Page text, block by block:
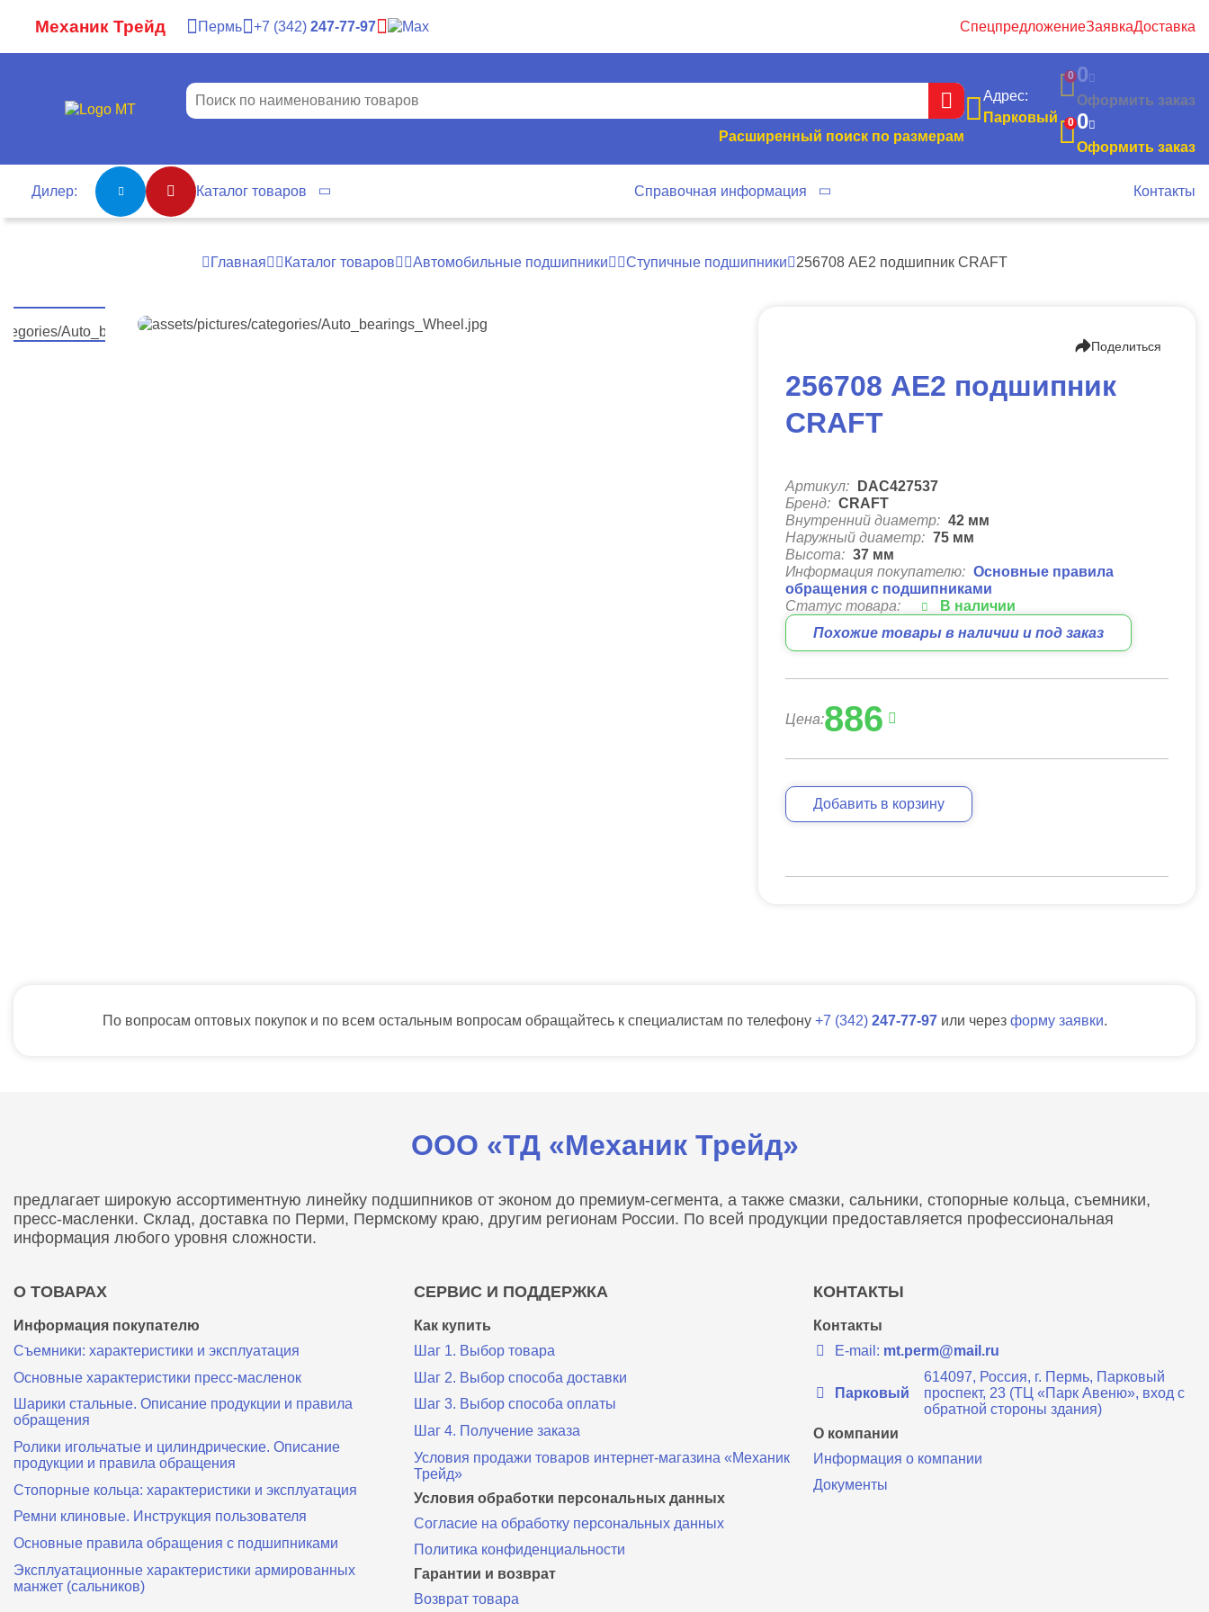
Механик Трейд Пермь 7 342 247-77-97 СпецпредложениеЗаявкаДоставка
Расширенный поиск по размерам
Адрес:
Парковый
0 0
Оформить заказ
0 0
Оформить заказ
Дилер: Каталог товаров Справочная информация Контакты
Главная Каталог товаров Автомобильные подшипники Ступичные подшипники 256708 АЕ2 подшипник CRAFT
Поделиться
256708 АЕ2 подшипник
CRAFT
Артикул:
DAC427537
Бренд: CRAFT
Внутренний диаметр: 42 мм
Наружный диаметр: 75 мм
Высота: 37 мм
Информация покупателю: Основные правила
обращения с подшипниками
Статус товара:
В наличии
Похожие товары в наличии и под заказ
Цена:886
Добавить в корзину
По вопросам оптовых покупок и по всем остальным вопросам обращайтесь к специалистам по телефону 7 342 247-77-97 или через форму заявки.
ООО «ТД «Механик Трейд»
предлагает широкую ассортиментную линейку подшипников от эконом до премиум-сегмента, а также смазки, сальники, стопорные кольца, съемники,
пресс-масленки. Склад, доставка по Перми, Пермскому краю, другим регионам России. По всей продукции предоставляется профессиональная
информация любого уровня сложности.
О ТОВАРАХ
Информация покупателю
Съемники: характеристики и эксплуатация
Основные характеристики пресс‑масленок
Шарики стальные. Описание продукции и правила
обращения
Ролики игольчатые и цилиндрические. Описание
продукции и правила обращения
Стопорные кольца: характеристики и эксплуатация
Ремни клиновые. Инструкция пользователя
Основные правила обращения с подшипниками
Эксплуатационные характеристики армированных
манжет (сальников)
СЕРВИС И ПОДДЕРЖКА
Как купить
Шаг 1. Выбор товара
Шаг 2. Выбор способа доставки
Шаг 3. Выбор способа оплаты
Шаг 4. Получение заказа
Условия продажи товаров интернет-магазина «Механик
Трейд»
Условия обработки персональных данных
Согласие на обработку персональных данных
Политика конфиденциальности
Гарантии и возврат
Возврат товара
КОНТАКТЫ
Контакты
E-mail: mt.perm@mail.ru
Парковый
614097, Россия, г. Пермь, Парковый
проспект, 23 (ТЦ «Парк Авеню», вход с
обратной стороны здания)
О компании
Информация о компании
Документы